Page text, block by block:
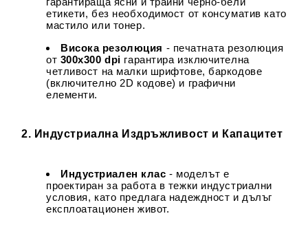
етикети, без необходимост от консуматив като
мастило или тонер.
Висока резолюция - печатната резолюция
от 300x300 dpi гарантира изключителна
четливост на малки шрифтове, баркодове
(включително 2D кодове) и графични
елементи.
2. Индустриална Издръжливост и Капацитет
Индустриален клас - моделът е
проектиран за работа в тежки индустриални
условия, като предлага надеждност и дълъг
експлоатационен живот.